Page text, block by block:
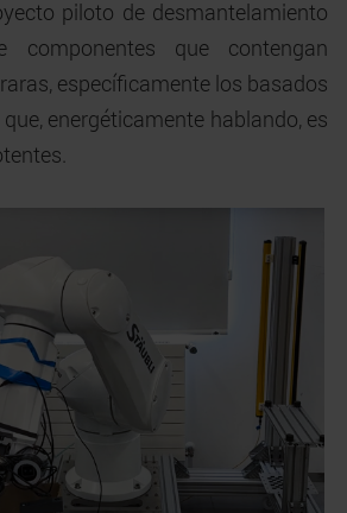
piloto de desmantelamiento
componentes que contengan
específicamente los basados
energéticamente hablando, es